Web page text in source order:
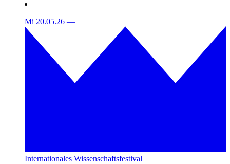
Mi 20.05.26 —
Internationales Wissenschaftsfestival